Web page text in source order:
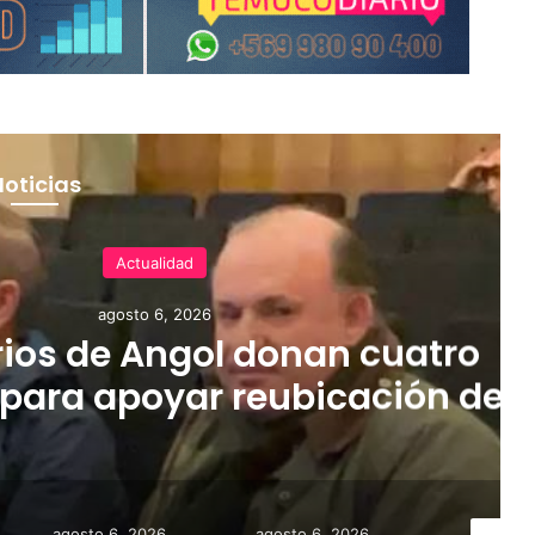
Actualidad
agosto 6, 2026
de Angol donan cuatro
apoyar reubicación de
por inundaciones